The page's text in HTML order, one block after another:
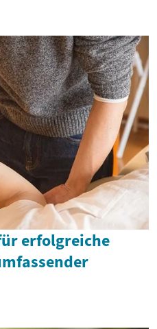
erfolgreiche